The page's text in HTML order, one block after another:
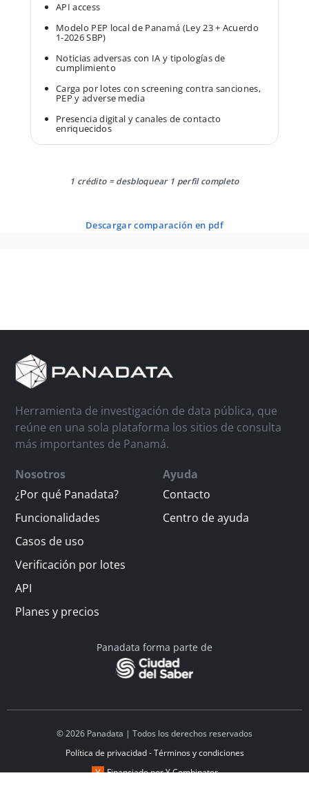
API access
Modelo PEP local de Panamá (Ley 23 + Acuerdo
1-2026 SBP)
Noticias adversas con IA y tipologías de
cumplimiento
Carga por lotes con screening contra sanciones,
PEP y adverse media
Presencia digital y canales de contacto
enriquecidos
1 crédito = desbloquear 1 perfil completo
descargar comparación en pdf
Herramienta de investigación de data pública, que
reúne en una sola plataforma los sitios de consulta
más importantes de Panamá.
Nosotros
¿Por qué Panadata?
Funcionalidades
Casos de uso
Verificación por lotes
API
Planes y precios
Ayuda
Contacto
Centro de ayuda
Panadata forma parte de
© 2026 Panadata | Todos los derechos reservados
Política de privacidad - Términos y condiciones
Financiado por Y Combinator